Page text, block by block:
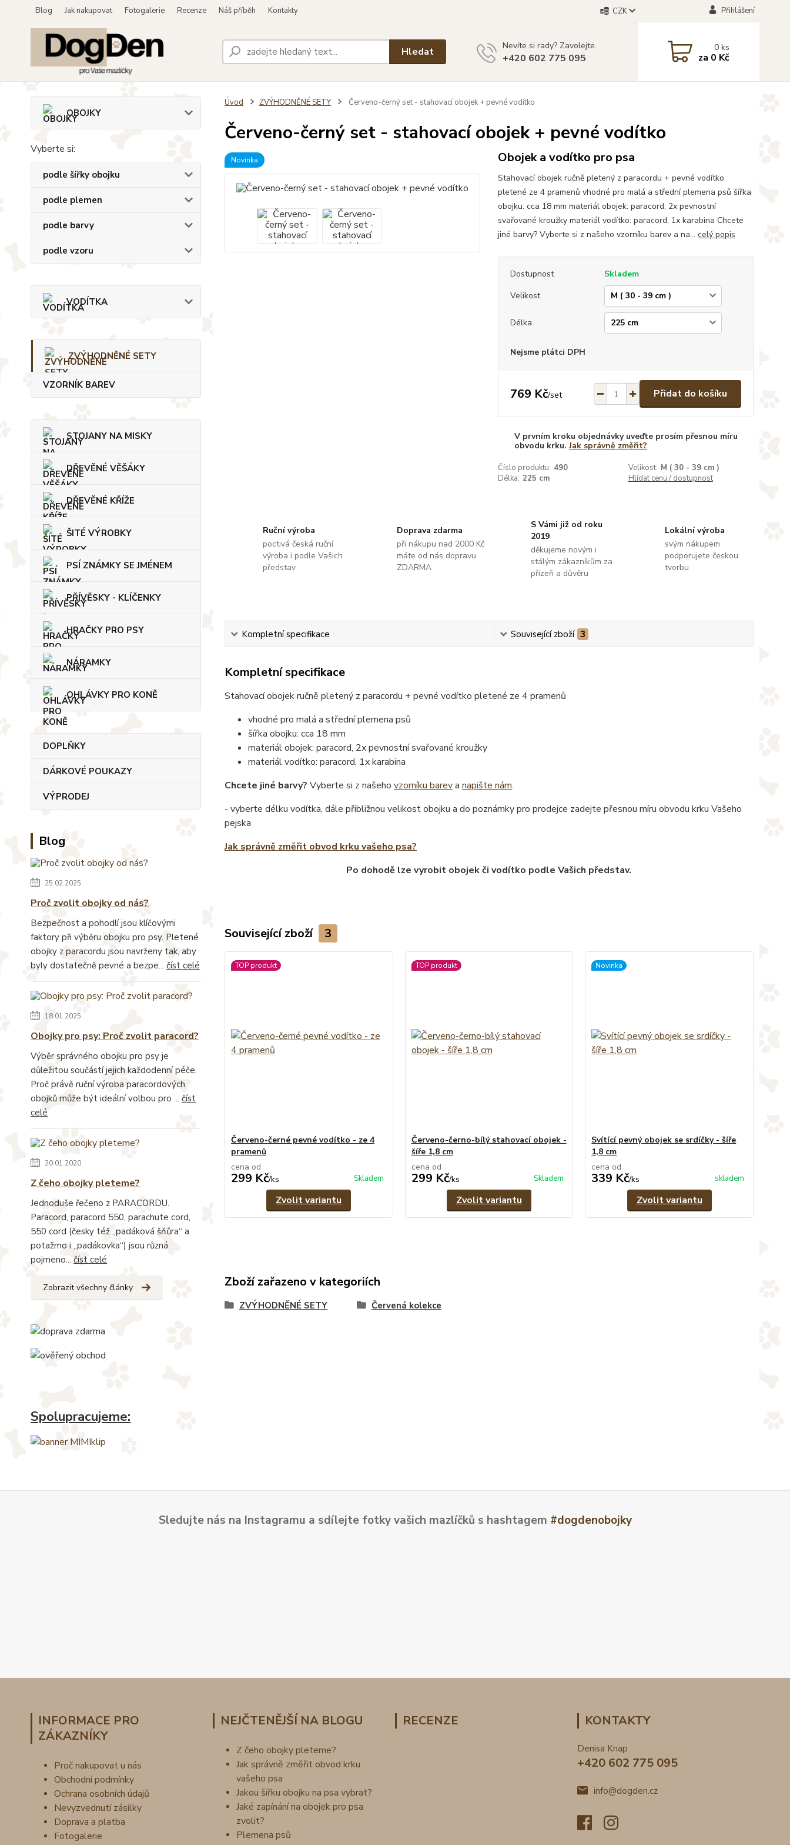
Blog Jak nakupovat Fotogalerie Recenze Náš příběh Kontakty CZK Přihlášení
Hledat Nevíte si rady? Zavolejte.
+420 602 775 095
0ks
za 0 Kč
OBOJKY
Vyberte si:
podle šířky obojku
podle plemen
podle barvy
podle vzoru
VODÍTKA
ZVÝHODNĚNÉ SETY
VZORNÍK BAREV
STOJANY NA MISKY
DŘEVĚNÉ VĚŠÁKY
DŘEVĚNÉ KŘÍŽE
ŠITÉ VÝROBKY
PSÍ ZNÁMKY SE JMÉNEM
PŘÍVĚSKY - KLÍČENKY
HRAČKY PRO PSY
NÁRAMKY
OHLÁVKY PRO KONĚ
DOPLŇKY
DÁRKOVÉ POUKAZY
VÝPRODEJ
Blog
25.02.2025
Proč zvolit obojky od nás?
Bezpečnost a pohodlí jsou klíčovými
faktory při výběru obojku pro psy. Pletené
obojky z paracordu jsou navrženy tak, aby
byly dostatečně pevné a bezpe... číst celé
18.01.2025
Obojky pro psy: Proč zvolit paracord?
Výběr správného obojku pro psy je
důležitou součástí jejich každodenní péče.
Proč právě ruční výroba paracordových
obojků může být ideální volbou pro ... číst
celé
20.01.2020
Z čeho obojky pleteme?
Jednoduše řečeno z PARACORDU.
Paracord, paracord 550, parachute cord,
550 cord (česky též „padáková šňůra“ a
potažmo i „padákovka“) jsou různá
pojmeno... číst celé
Zobrazit všechny články
Spolupracujeme:
Úvod ZVÝHODNĚNÉ SETY Červeno-černý set - stahovací obojek + pevné vodítko
Červeno-černý set - stahovací obojek + pevné vodítko
Novinka Obojek a vodítko pro psa
Stahovací obojek ručně pletený z paracordu + pevné vodítko
pletené ze 4 pramenů vhodné pro malá a střední plemena psů šířka
obojku: cca 18 mm materiál obojek: paracord, 2x pevnostní
svařované kroužky materiál vodítko: paracord, 1x karabina Chcete
jiné barvy? Vyberte si z našeho vzorníku barev a na... celý popis
Dostupnost
Skladem
Velikost
Délka
Nejsme plátci DPH
769 Kč/set Přidat do košíku
V prvním kroku objednávky uveďte prosím přesnou míru
obvodu krku.Jak správně změřit?
Číslo produktu: 490 Velikost: M ( 30 - 39 cm )
Délka: 225 cm Hlídat cenu / dostupnost
Ruční výroba
poctivá česká ruční
výroba i podle Vašich
představ
Doprava zdarma
při nákupu nad 2000 Kč
máte od nás dopravu
ZDARMA
S Vámi již od roku
2019
děkujeme novým i
stálým zákazníkům za
přízeň a důvěru
Lokální výroba
svým nákupem
podporujete českou
tvorbu
Kompletní specifikace Související zboží 3
Kompletní specifikace
Stahovací obojek ručně pletený z paracordu + pevné vodítko pletené ze 4 pramenů
vhodné pro malá a střední plemena psů
šířka obojku: cca 18 mm
materiál obojek: paracord, 2x pevnostní svařované kroužky
materiál vodítko: paracord, 1x karabina
Chcete jiné barvy? Vyberte si z našeho vzorníku bareva napište nám.
- vyberte délku vodítka, dále přibližnou velikost obojku a do poznámky pro prodejce zadejte přesnou míru obvodu krku Vašeho
pejska
Jak správně změřit obvod krku vašeho psa?
Po dohodě lze vyrobit obojek či vodítko podle Vašich představ.
Související zboží 3
TOP produkt
Červeno-černé pevné vodítko - ze 4
pramenů
cena od
299 Kč/ks Skladem
Zvolit variantu
TOP produkt
Červeno-černo-bílý stahovací obojek -
šíře 1,8 cm
cena od
299 Kč/ks Skladem
Zvolit variantu
Novinka
Svítící pevný obojek se srdíčky - šíře
1,8 cm
cena od
339 Kč/ks skladem
Zvolit variantu
Zboží zařazeno v kategoriích
ZVÝHODNĚNÉ SETY Červená kolekce
Sledujte nás na Instagramu a sdílejte fotky vašich mazlíčků s hashtagem #dogdenobojky
INFORMACE PRO
ZÁKAZNÍKY
Proč nakupovat u nás
Obchodní podmínky
Ochrana osobních údajů
Nevyzvednutí zásilky
Doprava a platba
Fotogalerie
NEJČTENĚJŠÍ NA BLOGU
Z čeho obojky pleteme?
Jak správně změřit obvod krku
vašeho psa
Jakou šířku obojku na psa vybrat?
Jaké zapínání na obojek pro psa
zvolit?
Plemena psů
RECENZE KONTAKTY
Denisa Knap
+420 602 775 095
info@dogden.cz